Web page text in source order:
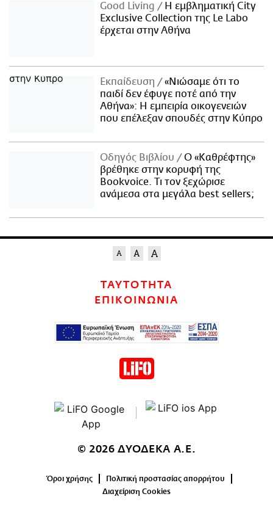
Good Living
Η εμβληματική City
Exclusive Collection της Le Labo
έρχεται στην Αθήνα
Εκπαίδευση
«Νιώσαμε ότι το
παιδί δεν έφυγε ποτέ από την
Αθήνα»: Η εμπειρία οικογενειών
που επέλεξαν σπουδές στην Κύπρο
Οδηγός Βιβλίου
Ο «Καθρέφτης»
βρέθηκε στην κορυφή της
Bookvoice. Τι τον ξεχώρισε
ανάμεσα στα μεγάλα best sellers;
ΤΑΥΤΟΤΗΤΑ
ΕΠΙΚΟΙΝΩΝΙΑ
© 2026 ΔΥΟΔΕΚΑ Α.Ε.
Όροι χρήσης
Πολιτική προστασίας απορρήτου
Διαχείριση Cookies